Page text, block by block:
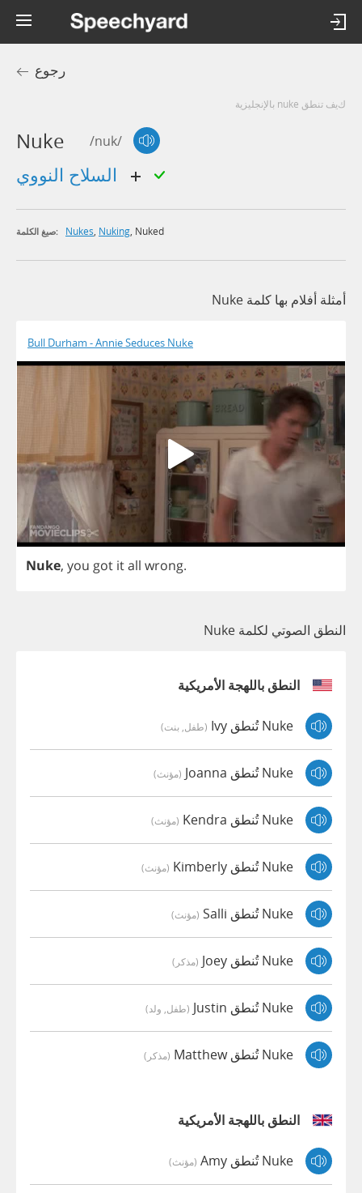
رجوع
كيف تنطق nuke بالإنجليزية
Nuke /nuk/
صيغ الكلمة: Nukes, Nuking, Nuked
أمثلة أفلام بها كلمة Nuke
Bull Durham - Annie Seduces Nuke
Nuke, you got itall wrong.
النطق الصوتي لكلمة Nuke
النطق باللهجة الأمريكية
Nuke تُنطق Ivy (طفل, بنت)
Nuke تُنطق Joanna (مؤنث)
Nuke تُنطق Kendra (مؤنث)
Nuke تُنطق Kimberly (مؤنث)
Nuke تُنطق Salli (مؤنث)
Nuke تُنطق Joey (مذكر)
Nuke تُنطق Justin (طفل, ولد)
Nuke تُنطق Matthew (مذكر)
النطق باللهجة الأمريكية
Nuke تُنطق Amy (مؤنث)